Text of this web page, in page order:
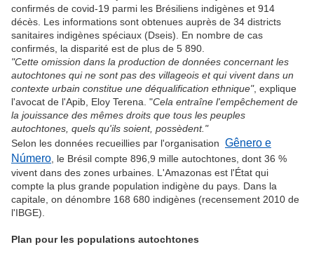
confirmés de covid-19 parmi les Brésiliens indigènes et 914
décès. Les informations sont obtenues auprès de 34 districts
sanitaires indigènes spéciaux (Dseis). En nombre de cas
confirmés, la disparité est de plus de 5 890.
"Cette omission dans la production de données concernant les
autochtones qui ne sont pas des villageois et qui vivent dans un
contexte urbain constitue une déqualification ethnique", explique
l'avocat de l'Apib, Eloy Terena. "Cela entraîne l'empêchement de
la jouissance des mêmes droits que tous les peuples
autochtones, quels qu'ils soient, possèdent."
Selon les données recueillies par l'organisation Gênero e
Número , le Brésil compte 896,9 mille autochtones, dont 36 %
vivent dans des zones urbaines. L'Amazonas est l'État qui
compte la plus grande population indigène du pays. Dans la
capitale, on dénombre 168 680 indigènes (recensement 2010 de
l'IBGE).
Plan pour les populations autochtones